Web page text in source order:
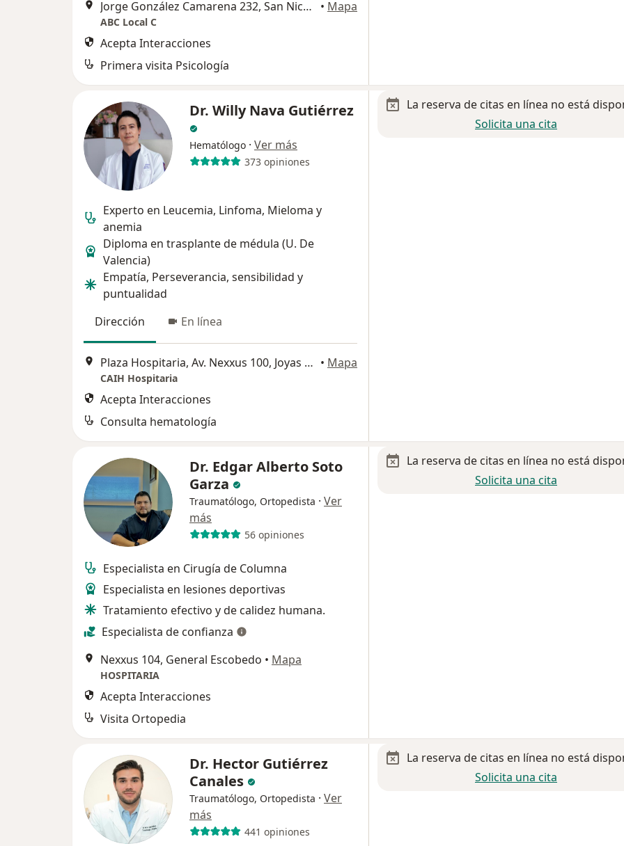
Jorge González Camarena 232, San Nicolás de los Garza
• Mapa
ABC Local C
Acepta Interacciones
Primera visita Psicología
Dr. Willy Nava Gutiérrez
Hematólogo · Ver más
373 opiniones
Experto en Leucemia, Linfoma, Mieloma y
anemia
Diploma en trasplante de médula (U. De
Valencia)
Empatía, Perseverancia, sensibilidad y
puntualidad
Dirección
En línea
Plaza Hospitaria, Av. Nexxus 100, Joyas de Anahuac, General Escobedo • Mapa
CAIH Hospitaria
Acepta Interacciones
Consulta hematología
La reserva de citas en línea no está
Solicita una cita
Dr. Edgar Alberto Soto
Garza
Traumatólogo, Ortopedista · Ver
más
56 opiniones
Especialista en Cirugía de Columna
Especialista en lesiones deportivas
Tratamiento efectivo y de calidez humana.
Especialista de confianza
Nexxus 104, General Escobedo • Mapa
HOSPITARIA
Acepta Interacciones
Visita Ortopedia
La reserva de citas en línea no está
Solicita una cita
Dr. Hector Gutiérrez
Canales
Traumatólogo, Ortopedista · Ver
más
441 opiniones
La reserva de citas en línea no está
Solicita una cita